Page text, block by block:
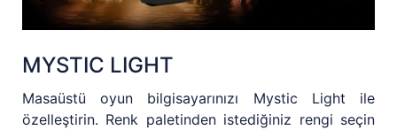
MYSTIC LIGHT
Masaüstü oyun bilgisayarınızı Mystic Light ile
özelleştirin. Renk paletinden istediğiniz rengi seçin